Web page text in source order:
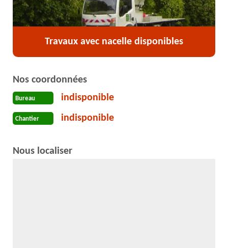
Travaux avec nacelle disponibles
Nos coordonnées
Bureau indisponible
Chantier indisponible
Nous localiser